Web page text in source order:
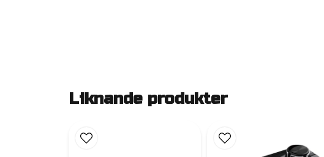
Liknande produkter